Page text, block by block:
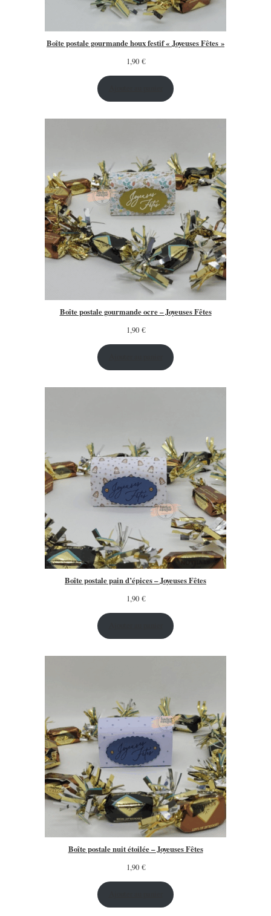
Boîte postale gourmande houx festif « Joyeuses Fêtes »
1,90 €
Boîte postale gourmande ocre – Joyeuses Fêtes
1,90 €
Boîte postale pain d’épices – Joyeuses Fêtes
1,90 €
Boîte postale nuit étoilée – Joyeuses Fêtes
1,90 €